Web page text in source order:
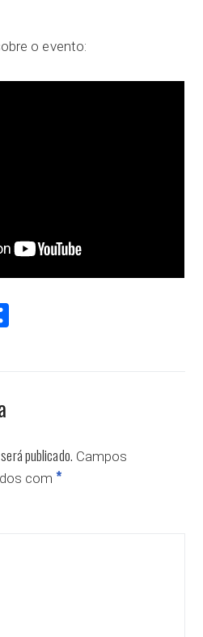
o evento:
publicado. Campos
com *